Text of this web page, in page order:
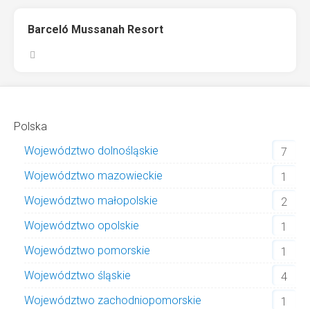
Barceló Mussanah Resort
Polska
Województwo dolnośląskie
7
Województwo mazowieckie
1
Województwo małopolskie
2
Województwo opolskie
1
Województwo pomorskie
1
Województwo śląskie
4
Województwo zachodniopomorskie
1